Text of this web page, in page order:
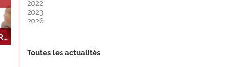
INFORMATIONS RÈGLEMENTAIRES ET JURIDIQUES
2022
2023
2026
Toutes les actualités